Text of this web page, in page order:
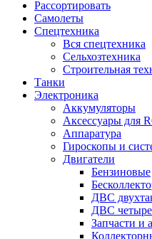
Рассортировать
Самолеты
Спецтехника
Вся спецтехника
Сельхозтехника
Строительная
Танки
Электроника
Аккумуляторы
Аксессуары для
Аппаратура
Гироскопы и
Двигатели
Бензиновые
ДВС
ДВС
Запчасти и